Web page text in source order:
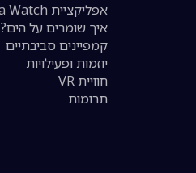
אפליקציית Sea Watch
איך שומרים על הים?
קמפיינים סביבתיים
יוזמות ופעילויות
חוויית VR
תרומות